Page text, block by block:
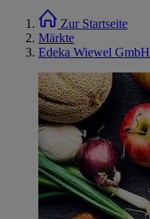
Zur Startseite
Märkte
Edeka Wiewel GmbH